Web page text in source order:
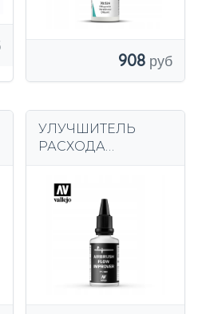
908
УЛУЧШИТЕЛЬ
РАСХОДА
VALLEJO 32 МЛ
71362